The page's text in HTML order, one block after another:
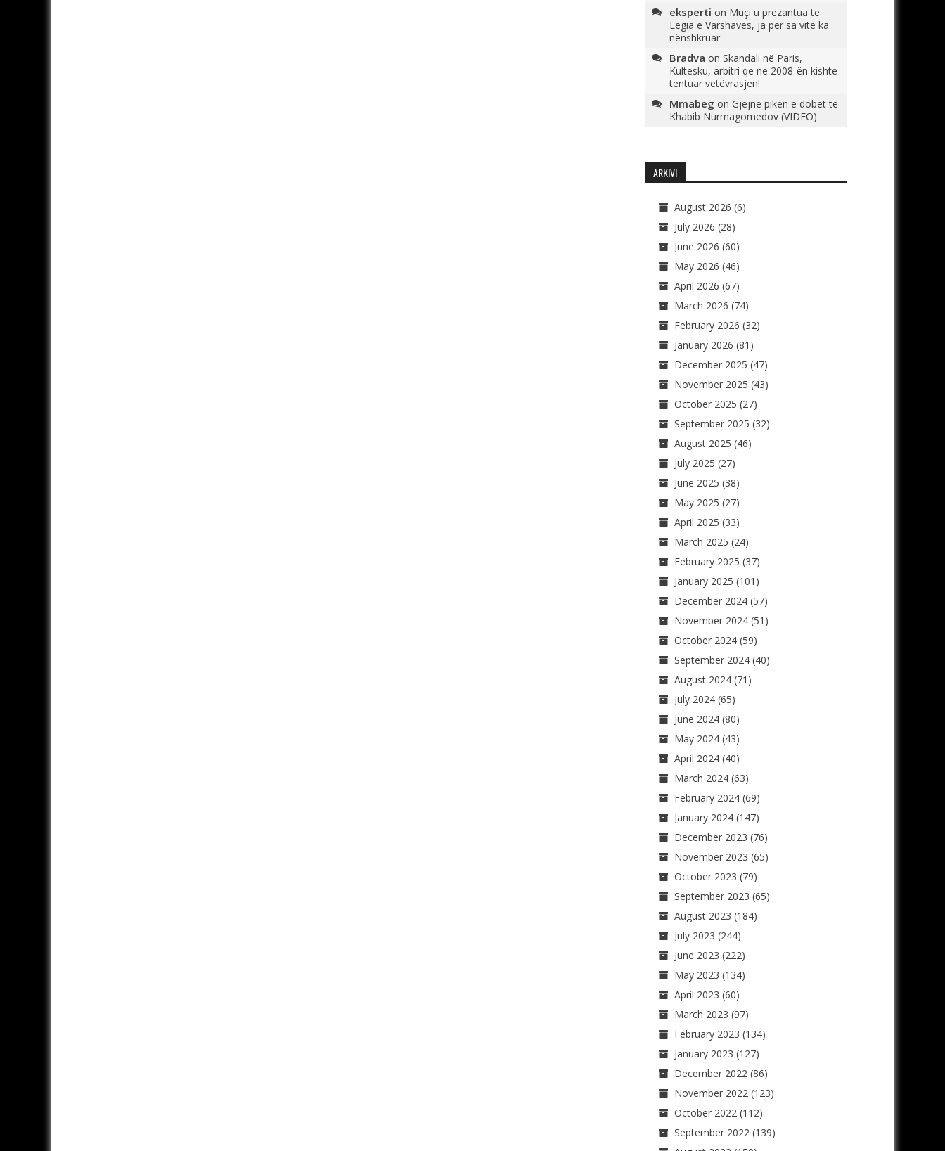
eksperti on Muçi u prezantua te
Legia e Varshavës, ja për sa vite ka
nënshkruar
Bradva on Skandali në Paris,
Kultesku, arbitri që në 2008-ën kishte
tentuar vetëvrasjen!
Mmabeg on Gjejnë pikën e dobët të
Khabib Nurmagomedov (VIDEO)
ARKIVI
August 2026 (6)
July 2026 (28)
June 2026 (60)
May 2026 (46)
April 2026 (67)
March 2026 (74)
February 2026 (32)
January 2026 (81)
December 2025 (47)
November 2025 (43)
October 2025 (27)
September 2025 (32)
August 2025 (46)
July 2025 (27)
June 2025 (38)
May 2025 (27)
April 2025 (33)
March 2025 (24)
February 2025 (37)
January 2025 (101)
December 2024(57)
November 2024(51)
October 2024(59)
September 2024(40)
August 2024(71)
July 2024(65)
June 2024(80)
May 2024(43)
April 2024(40)
March 2024(63)
February 2024(69)
January 2024(147)
December 2023 (76)
November 2023 (65)
October 2023 (79)
September 2023 (65)
August 2023 (184)
July 2023 (244)
June 2023 (222)
May 2023 (134)
April 2023 (60)
March 2023 (97)
February 2023 (134)
January 2023 (127)
December 2022(86)
November 2022(123)
October 2022(112)
September 2022(139)